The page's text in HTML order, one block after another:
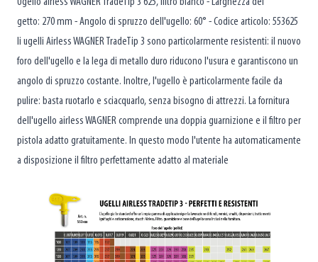
Ugello airless WAGNER TradeTip 3 625, filtro bianco - Larghezza del
getto: 270 mm - Angolo di spruzzo dell'ugello: 60° - Codice articolo: 553625
li ugelli Airless WAGNER TradeTip 3 sono particolarmente resistenti: il nuovo
foro dell'ugello e la lega di metallo duro riducono l'usura e garantiscono un
angolo di spruzzo costante. Inoltre, l'ugello è particolarmente facile da
pulire: basta ruotarlo e sciacquarlo, senza bisogno di attrezzi. La fornitura
dell'ugello airless WAGNER comprende una doppia guarnizione e il filtro per
pistola adatto gratuitamente. In questo modo l'utente ha automaticamente
a disposizione il filtro perfettamente adatto al materiale